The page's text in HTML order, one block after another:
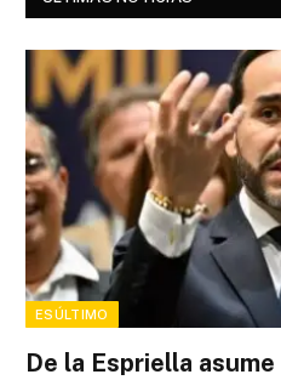
ESÚLTIMO
De la Espriella